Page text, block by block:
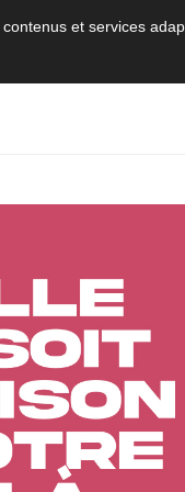
et services
INNOVATE